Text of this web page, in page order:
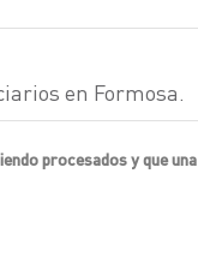
en Formosa.
procesados y que una